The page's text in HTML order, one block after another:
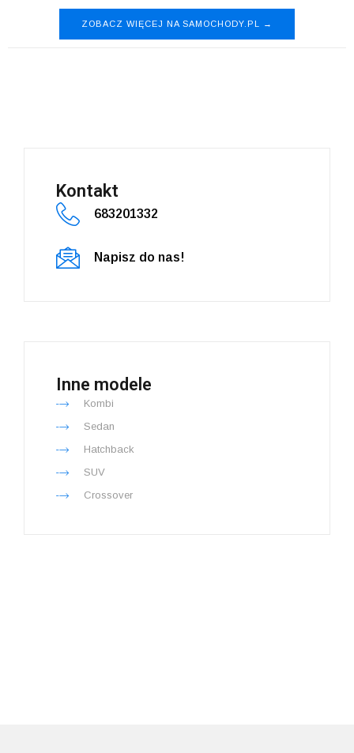
ZOBACZ WIĘCEJ NA SAMOCHODY.PL →
Kontakt
683201332
Napisz do nas!
Inne modele
Kombi
Sedan
Hatchback
SUV
Crossover